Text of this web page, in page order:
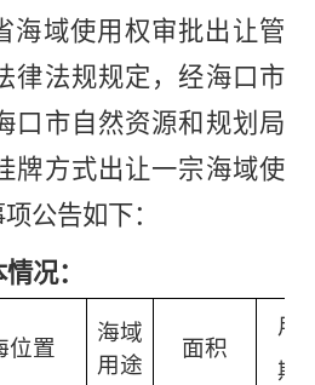
海域使用权审批出让管
律法规规定，经海口市
口市自然资源和规划局
牌方式出让一宗海域使
公告如下：
况：
位置
海域
用途
面积
用
期